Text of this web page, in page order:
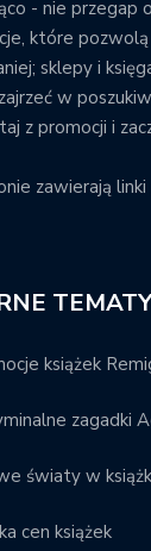
- nie przegap
które pozwolą
sklepy i
w
z promocji i
zawierają
TEMATY
książek
zagadki
światy w
cen książek